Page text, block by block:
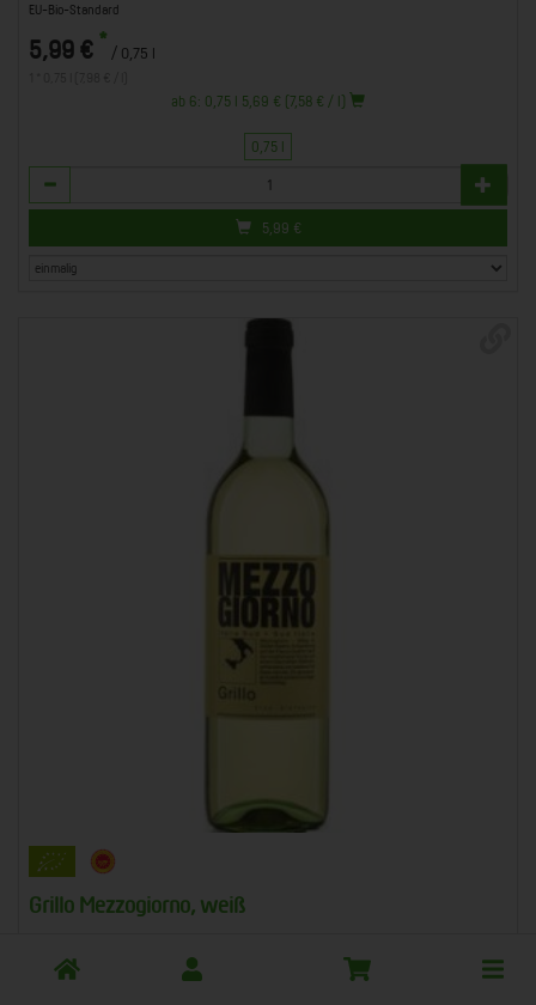
EU-Bio-Standard
5,99 € * / 0,75 l
ab 6: 0,75 l 5,69 € (7,58 € / l)
0,75 l
Anzahl
5,99 €
Grillo Mezzogiorno, weiß
Peter Riegel, Weinimport
EU-Bio-Standard
Toggle